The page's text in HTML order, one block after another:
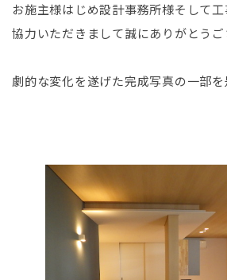
お施主様はじめ設計事務所様そして
協力いただきまして誠にありがとうご
劇的な変化を遂げた完成写真の一部を